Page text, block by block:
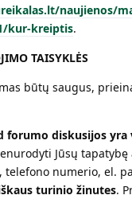
naujienos/
kur-kreiptis.
TAISYKLĖS
būtų saugus,
forumo diskusijos yra
Jūsų tapatybę
telefono numerio, el.
turinio žinutes.